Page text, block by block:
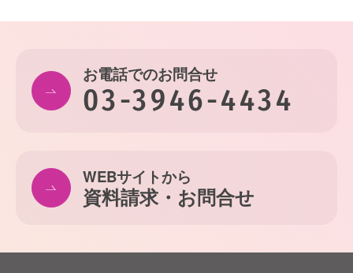
お電話でのお問合せ
03-3946-4434
WEBサイトから
資料請求・お問合せ